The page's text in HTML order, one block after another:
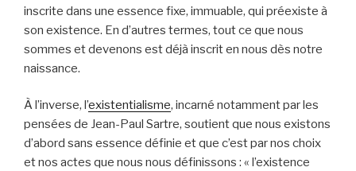
inscrite dans une essence fixe, immuable, qui préexiste à
son existence. En d’autres termes, tout ce que nous
sommes et devenons est déjà inscrit en nous dès notre
naissance.
À l’inverse, l’existentialisme, incarné notamment par les
pensées de Jean-Paul Sartre, soutient que nous existons
d’abord sans essence définie et que c’est par nos choix
et nos actes que nous nous définissons : « l’existence